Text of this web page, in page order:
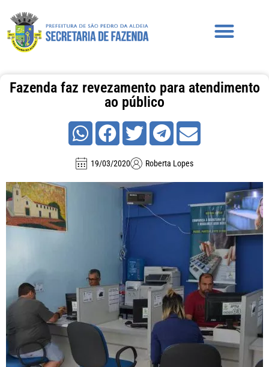
Fazenda faz revezamento para atendimento
ao público
19/03/2020 Roberta Lopes